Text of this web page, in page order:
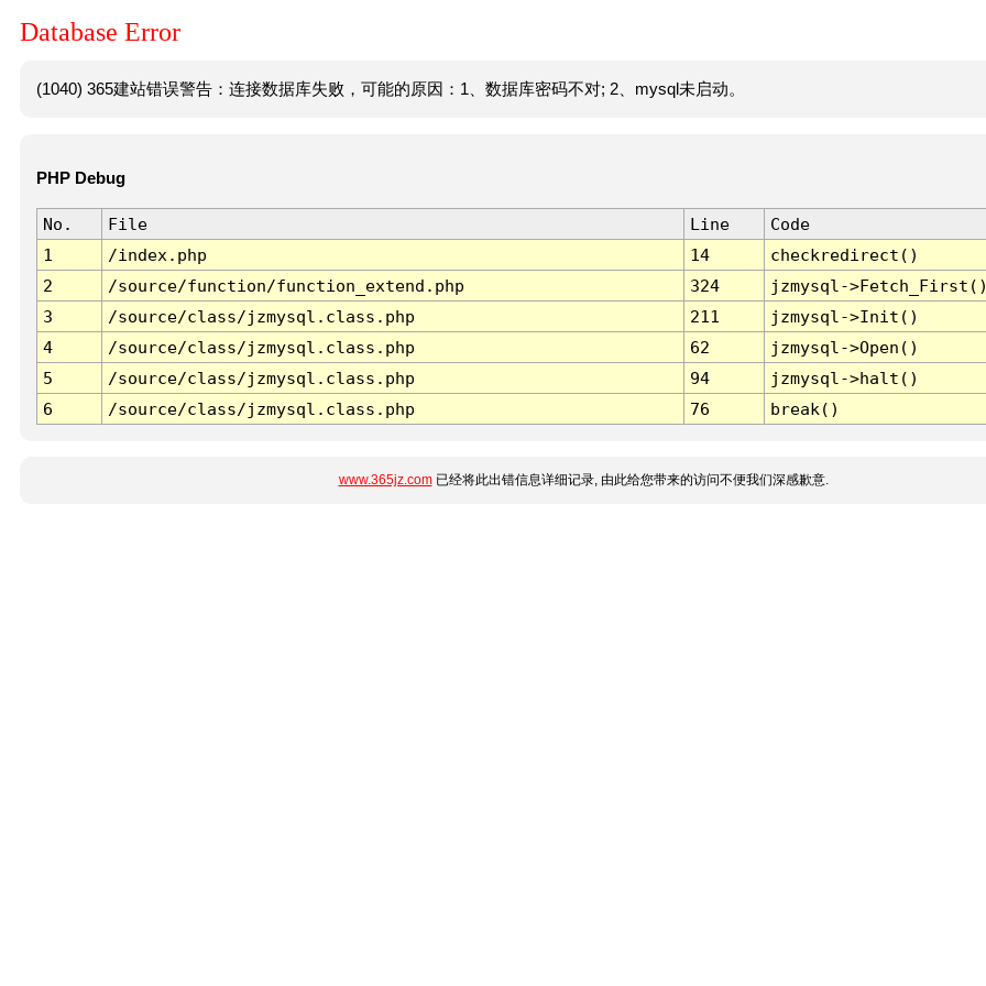
Database Error
(1040) 365建站错误警告：连接数据库失败，可能的原因：1、数据库密码不对; 2、mysql未启动。
PHP Debug
No. File Line
Code
1
/index.php 14
checkredirect()
2
/source/function/function_extend.php 324
jzmysql-
3
/source/class/jzmysql.class.php 211
jzmysql->Init()
4
/source/class/jzmysql.class.php 62
jzmysql->Open()
5
/source/class/jzmysql.class.php 94
jzmysql->halt()
6
/source/class/jzmysql.class.php 76 break()
www.365jz.com已经将此出错信息详细记录, 由此给您带来的访问不便我们深感歉意.